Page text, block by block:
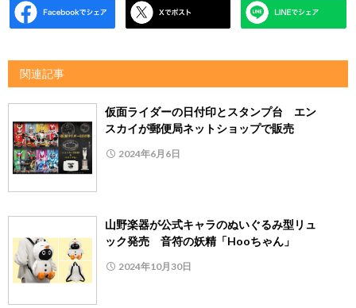
関連記事
仮面ライダーの日付印とスタンプ台 エン
スカイが郵便局ネットショップで販売
2024年6月6日
山野楽器が公式キャラのぬいぐるみ型リュ
ック発売 音符の妖精「Hooちゃん」
2024年10月30日